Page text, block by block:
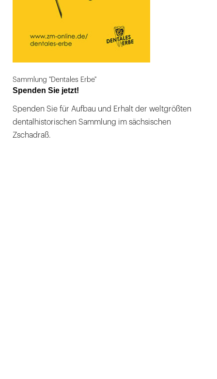
Sammlung "Dentales Erbe"
Spenden Sie jetzt!
Spenden Sie für Aufbau und Erhalt der weltgrößten
dentalhistorischen Sammlung im sächsischen
Zschadraß.